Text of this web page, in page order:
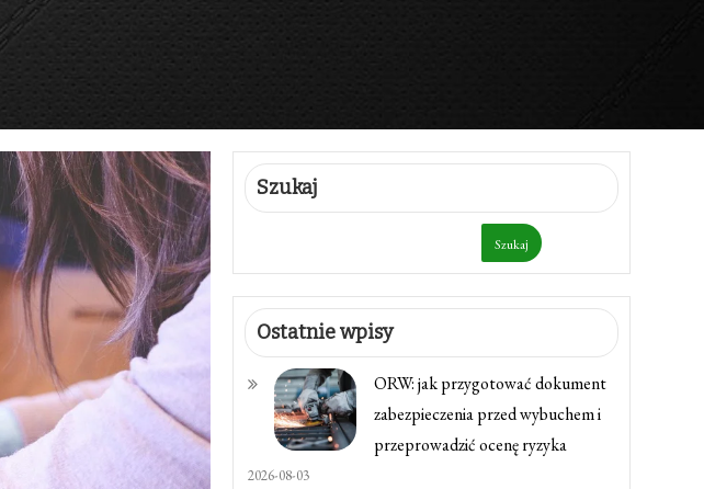
Szukaj
Szukaj
Ostatnie wpisy
ORW: jak przygotować dokument
zabezpieczenia przed wybuchem i
przeprowadzić ocenę ryzyka
2026-08-03